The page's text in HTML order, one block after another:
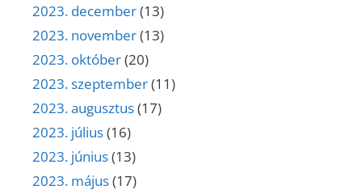
2023. december(13)
2023. november(13)
2023. október(20)
2023. szeptember(11)
2023. augusztus(17)
2023. július(16)
2023. június(13)
2023. május(17)